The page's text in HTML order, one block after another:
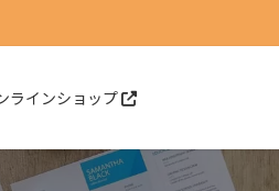
ラインショップ